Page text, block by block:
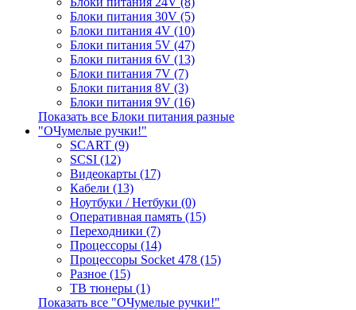
Блоки питания 30V (5)
Блоки питания 4V (10)
Блоки питания 5V (47)
Блоки питания 6V (13)
Блоки питания 7V (7)
Блоки питания 8V (3)
Блоки питания 9V (16)
Показать все Блоки питания разные
"ОЧумелые ручки!"
SCART (9)
SCSI (12)
Видеокарты (17)
Кабели (13)
Ноутбуки / Нетбуки (0)
Оперативная память (15)
Переходники (7)
Процессоры (14)
Процессоры Socket 478 (15)
Разное (15)
ТВ тюнеры (1)
Показать все "ОЧумелые ручки!"